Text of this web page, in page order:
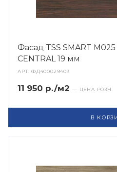
Фасад TSS SMART
CENTRAL 19 мм
АРТ.ФД400029403
11 950 р./м2 — ЦЕНА РОЗН.
В